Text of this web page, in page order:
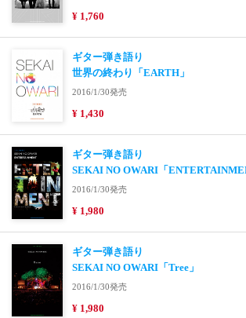
¥ 1,760
ギター弾き語り
世界の終わり「EARTH」
2016/1/30発売
¥ 1,430
ギター弾き語り
SEKAI NO OWARI「
2016/1/30発売
¥ 1,980
ギター弾き語り
SEKAI NO OWARI「Tree」
2016/1/30発売
¥ 1,980